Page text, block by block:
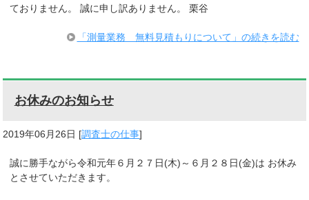
ておりません。 誠に申し訳ありません。 栗谷
「測量業務 無料見積もりについて」の続きを読む
お休みのお知らせ
2019年06月26日 [調査士の仕事]
誠に勝手ながら令和元年６月２７日(木)～６月２８日(金)は お休み
とさせていただきます。